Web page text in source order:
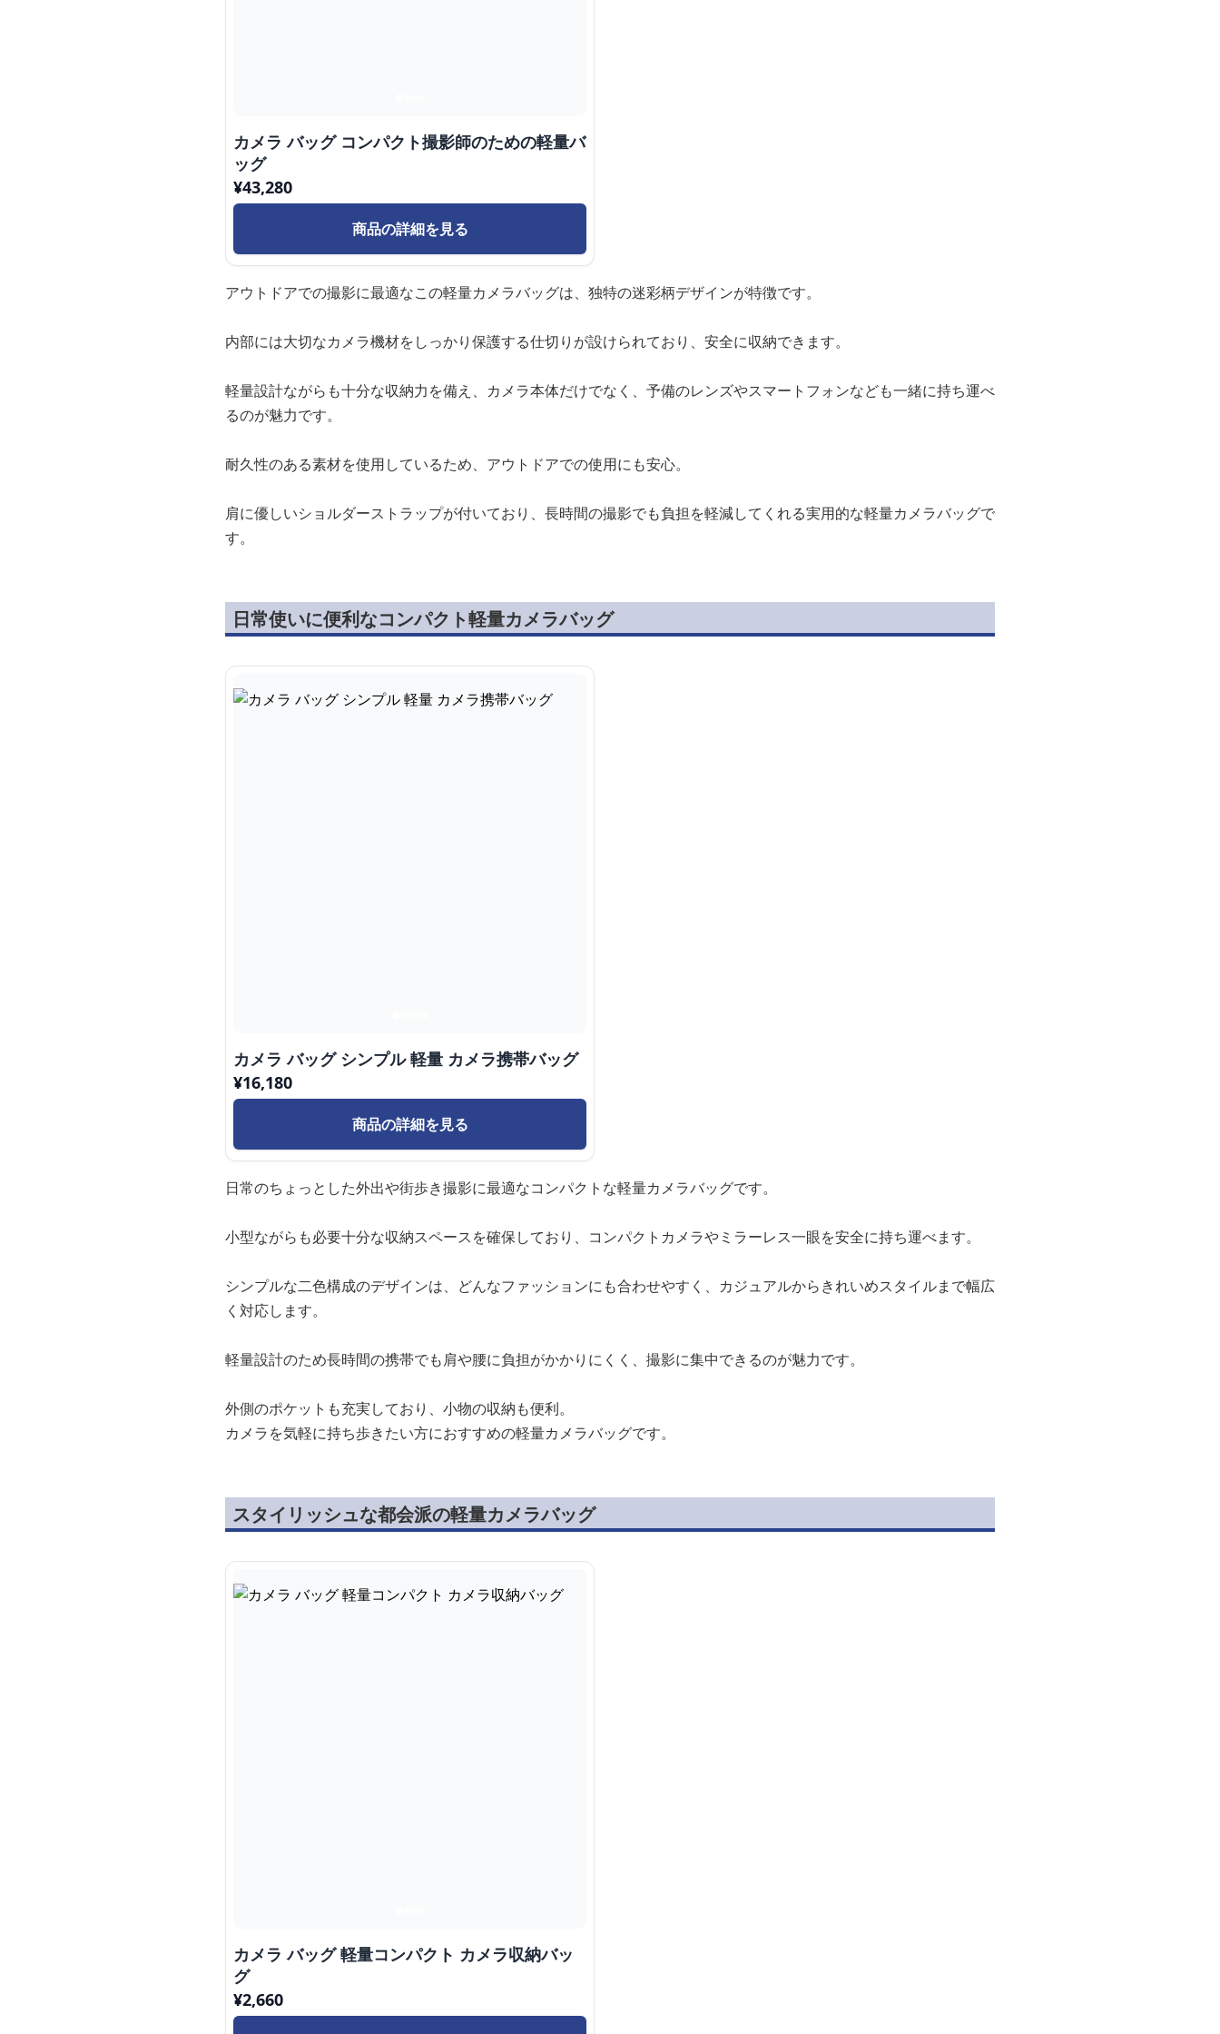
カメラ バッグ コンパクト撮影師のための軽量バ
ッグ
¥43,280
商品の詳細を見る
アウトドアでの撮影に最適なこの軽量カメラバッグは、独特の迷彩柄デザインが特徴です。
内部には大切なカメラ機材をしっかり保護する仕切りが設けられており、安全に収納できます。
軽量設計ながらも十分な収納力を備え、カメラ本体だけでなく、予備のレンズやスマートフォンなども一緒に持ち運べ
るのが魅力です。
耐久性のある素材を使用しているため、アウトドアでの使用にも安心。
肩に優しいショルダーストラップが付いており、長時間の撮影でも負担を軽減してくれる実用的な軽量カメラバッグで
す。
日常使いに便利なコンパクト軽量カメラバッグ
カメラ バッグ シンプル 軽量 カメラ携帯バッグ
¥16,180
商品の詳細を見る
日常のちょっとした外出や街歩き撮影に最適なコンパクトな軽量カメラバッグです。
小型ながらも必要十分な収納スペースを確保しており、コンパクトカメラやミラーレス一眼を安全に持ち運べます。
シンプルな二色構成のデザインは、どんなファッションにも合わせやすく、カジュアルからきれいめスタイルまで幅広
く対応します。
軽量設計のため長時間の携帯でも肩や腰に負担がかかりにくく、撮影に集中できるのが魅力です。
外側のポケットも充実しており、小物の収納も便利。
カメラを気軽に持ち歩きたい方におすすめの軽量カメラバッグです。
スタイリッシュな都会派の軽量カメラバッグ
カメラ バッグ 軽量コンパクト カメラ収納バッ
グ
¥2,660